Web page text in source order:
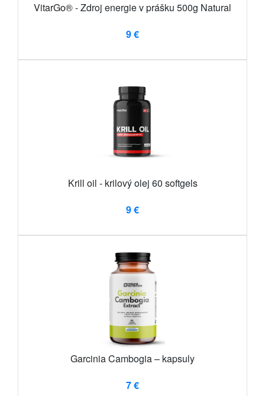
VitarGo® - Zdroj energie v prášku 500g Natural
9 €
Krill oil - krilový olej 60 softgels
9 €
Garcinia Cambogia – kapsuly
7 €